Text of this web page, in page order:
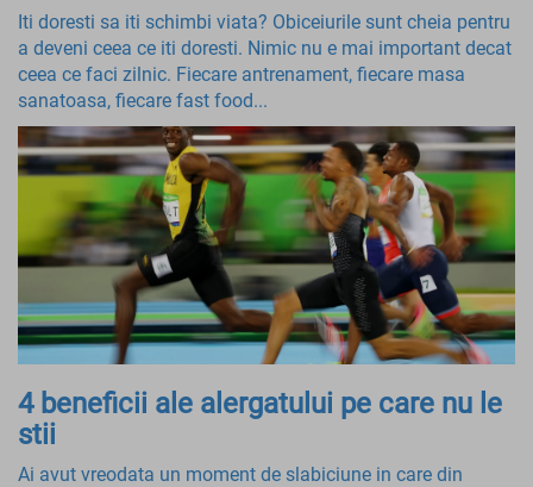
Iti doresti sa iti schimbi viata? Obiceiurile sunt cheia pentru
a deveni ceea ce iti doresti. Nimic nu e mai important decat
ceea ce faci zilnic. Fiecare antrenament, fiecare masa
sanatoasa, fiecare fast food...
4 beneficii ale alergatului pe care nu le
stii
Ai avut vreodata un moment de slabiciune in care din